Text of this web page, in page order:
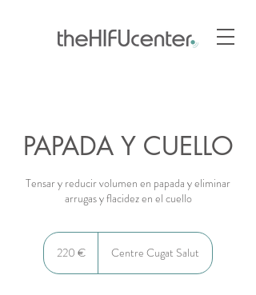
PAPADA Y CUELLO
Tensar y reducir volumen en papada y eliminar
arrugas y flacidez en el cuello
220
euros220 € Centre Cugat Salut